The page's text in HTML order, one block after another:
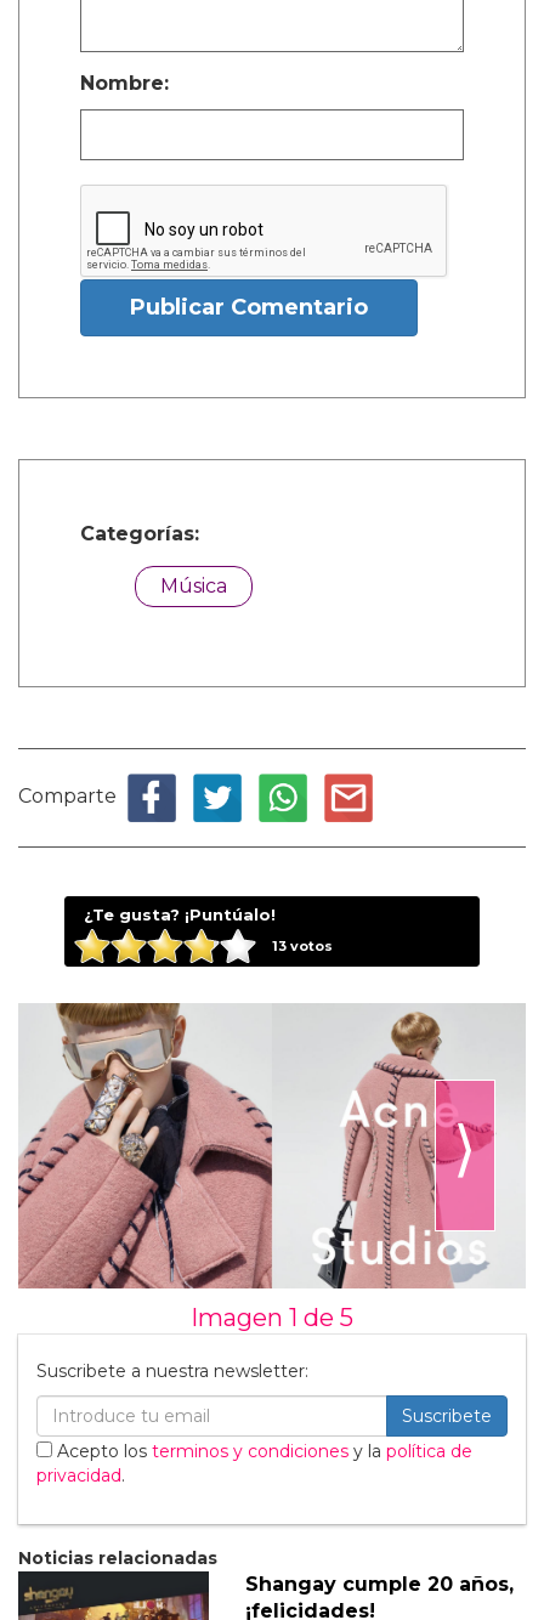
Nombre:
Publicar Comentario
Categorías:
Música
Comparte
¿Te gusta? ¡Puntúalo!
13votos
⟩
Imagen 1 de 5
Suscribete a nuestra newsletter:
Suscribete
Acepto los terminos y condiciones y la política de
privacidad.
Noticias relacionadas
Shangay cumple 20 años,
¡felicidades!